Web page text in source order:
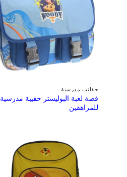
حقائب مدرسية
قصة لعبة البوليستر حقيبة مدرسية
للمراهقين